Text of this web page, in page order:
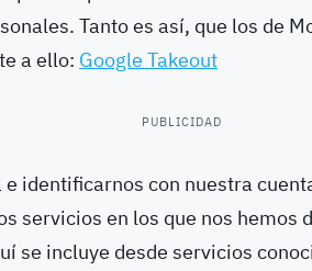
Tanto es así, que los de
a ello: Google Takeout
PUBLICIDAD
identificarnos con nuestra
servicios en los que nos hemos
se incluye desde servicios